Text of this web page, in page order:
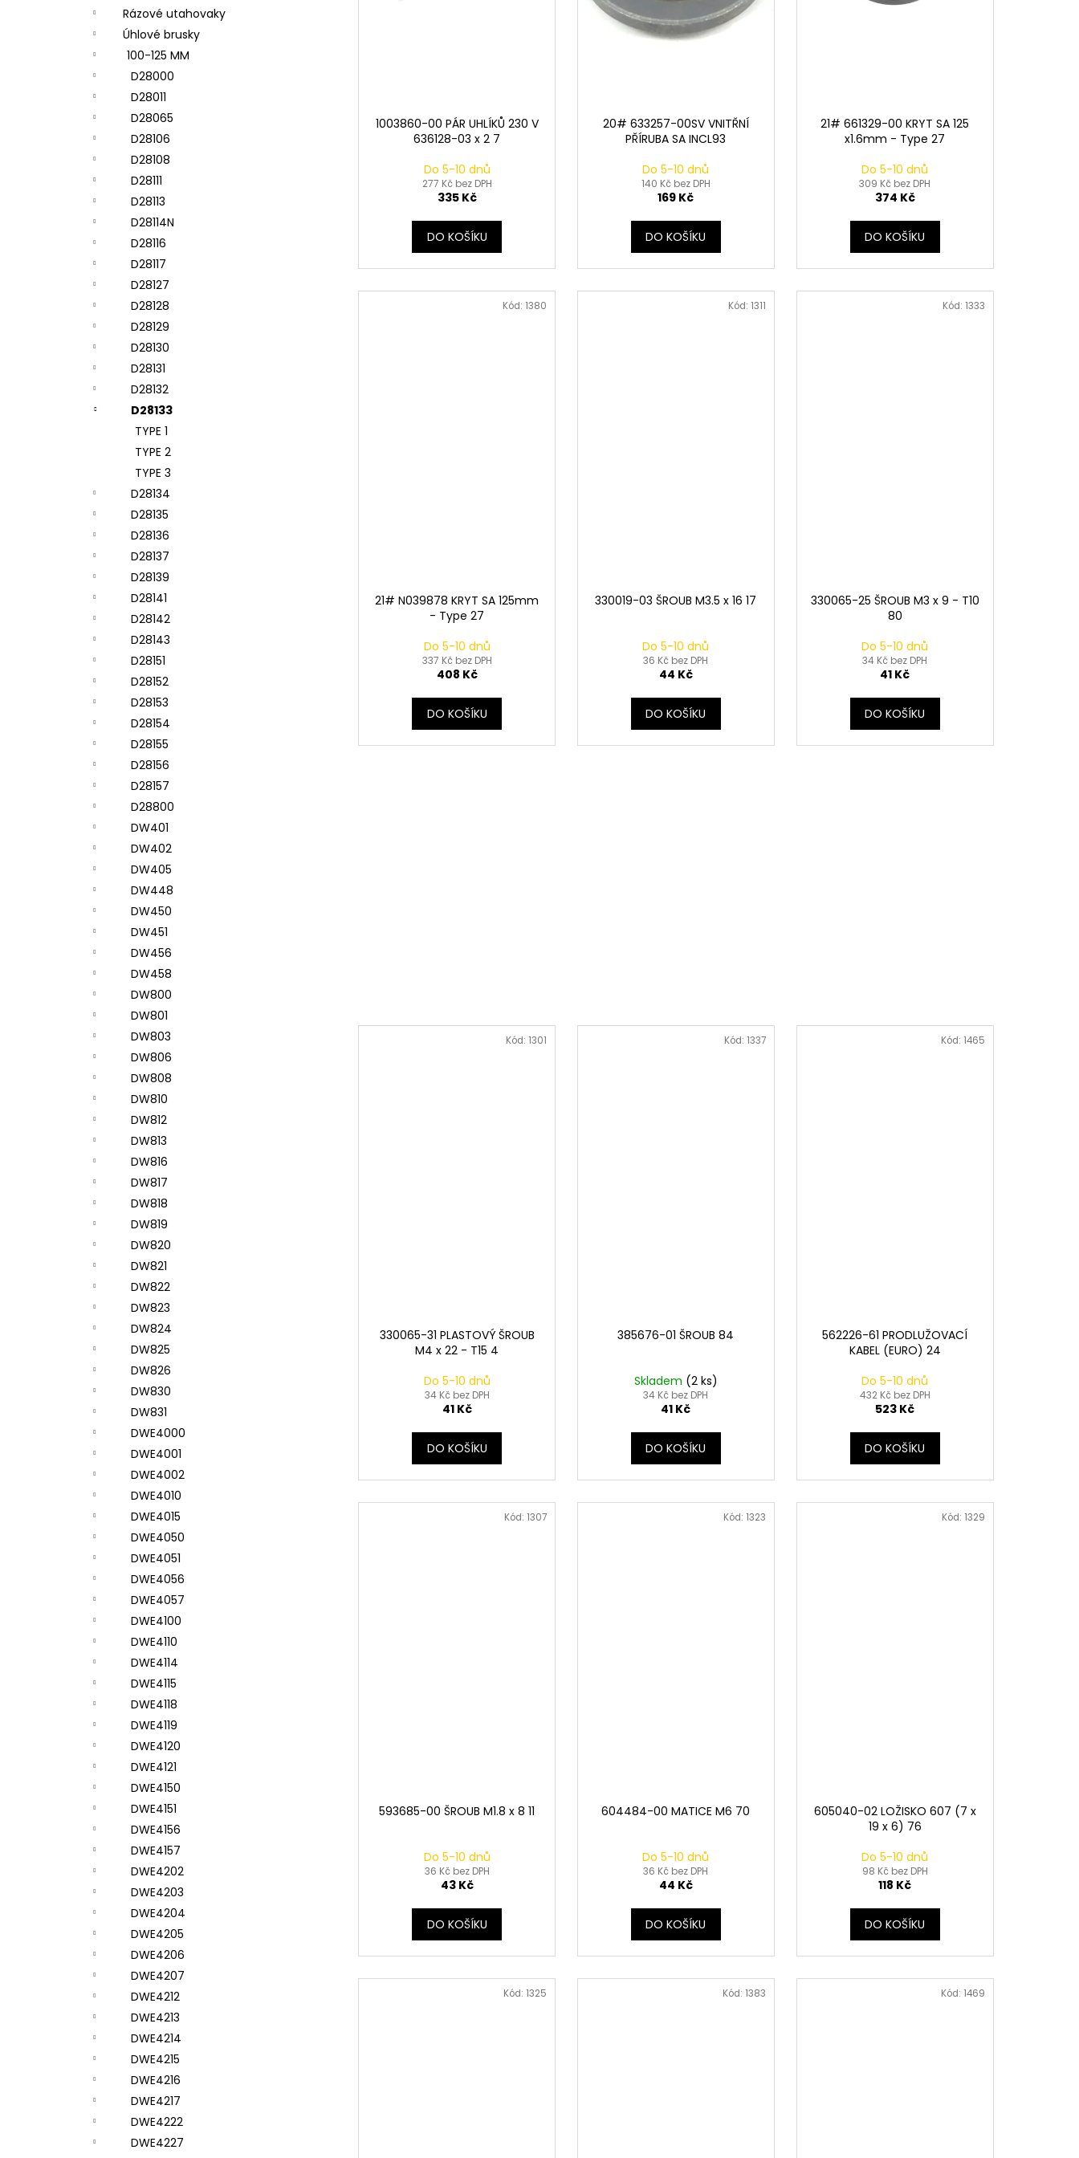
Rázové utahovaky
Úhlové brusky
100-125 MM
D28000
D28011
D28065
D28106
D28108
D28111
D28113
D28114N
D28116
D28117
D28127
D28128
D28129
D28130
D28131
D28132
D28133
TYPE 1
TYPE 2
TYPE 3
D28134
D28135
D28136
D28137
D28139
D28141
D28142
D28143
D28151
D28152
D28153
D28154
D28155
D28156
D28157
D28800
DW401
DW402
DW405
DW448
DW450
DW451
DW456
DW458
DW800
DW801
DW803
DW806
DW808
DW810
DW812
DW813
DW816
DW817
DW818
DW819
DW820
DW821
DW822
DW823
DW824
DW825
DW826
DW830
DW831
DWE4000
DWE4001
DWE4002
DWE4010
DWE4015
DWE4050
DWE4051
DWE4056
DWE4057
DWE4100
DWE4110
DWE4114
DWE4115
DWE4118
DWE4119
DWE4120
DWE4121
DWE4150
DWE4151
DWE4156
DWE4157
DWE4202
DWE4203
DWE4204
DWE4205
DWE4206
DWE4207
DWE4212
DWE4213
DWE4214
DWE4215
DWE4216
DWE4217
DWE4222
DWE4227
1003860-00 PÁR UHLÍKŮ 230 V
636128-03 x 2 7
Do 5-10 dnů
277 Kč bez DPH
335 Kč
DO KOŠÍKU
20# 633257-00SV VNITŘNÍ
PŘÍRUBA SA INCL93
Do 5-10 dnů
140 Kč bez DPH
169 Kč
DO KOŠÍKU
21# 661329-00 KRYT SA 125
x1.6mm - Type 27
Do 5-10 dnů
309 Kč bez DPH
374 Kč
DO KOŠÍKU
21# N039878 KRYT SA 125mm
- Type 27
Do 5-10 dnů
337 Kč bez DPH
408 Kč
DO KOŠÍKU
Kód:1380
330019-03 ŠROUB M3.5 x 16 17
Do 5-10 dnů
36 Kč bez DPH
44 Kč
DO KOŠÍKU
Kód: 1311
330065-25 ŠROUB M3 x 9 - T10
80
Do 5-10 dnů
34 Kč bez DPH
41 Kč
DO KOŠÍKU
Kód: 1333
330065-31 PLASTOVÝ ŠROUB
M4 x 22 - T15 4
Do 5-10 dnů
34 Kč bez DPH
41 Kč
DO KOŠÍKU
Kód:1301
385676-01 ŠROUB 84
Skladem (2 ks)
34 Kč bez DPH
41 Kč
DO KOŠÍKU
Kód: 1337
562226-61 PRODLUŽOVACÍ
KABEL (EURO) 24
Do 5-10 dnů
432 Kč bez DPH
523 Kč
DO KOŠÍKU
Kód: 1465
593685-00 ŠROUB M1.8 x 8 11
Do 5-10 dnů
36 Kč bez DPH
43 Kč
DO KOŠÍKU
Kód:1307
604484-00 MATICE M6 70
Do 5-10 dnů
36 Kč bez DPH
44 Kč
DO KOŠÍKU
Kód: 1323
605040-02 LOŽISKO 607 (7 x
19 x 6) 76
Do 5-10 dnů
98 Kč bez DPH
118 Kč
DO KOŠÍKU
Kód: 1329
Kód:1325 Kód: 1383 Kód: 1469